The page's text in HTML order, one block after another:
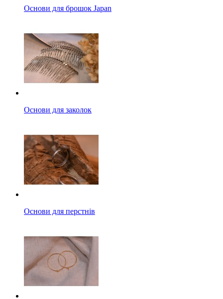
Основи для брошок Japan
Основи для заколок
Основи для перстнів